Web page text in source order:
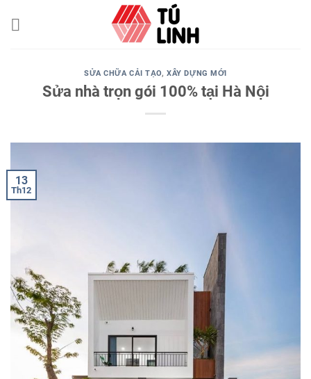
SỬA CHỮA CẢI TẠO,XÂY DỰNG MỚI
Sửa nhà trọn gói 100% tại Hà Nội
13
Th12